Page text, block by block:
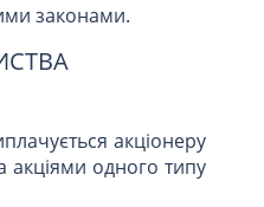
законами.
акціонеру
акціями одного типу